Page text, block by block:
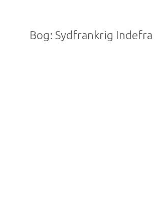
Bog: Sydfrankrig Indefra